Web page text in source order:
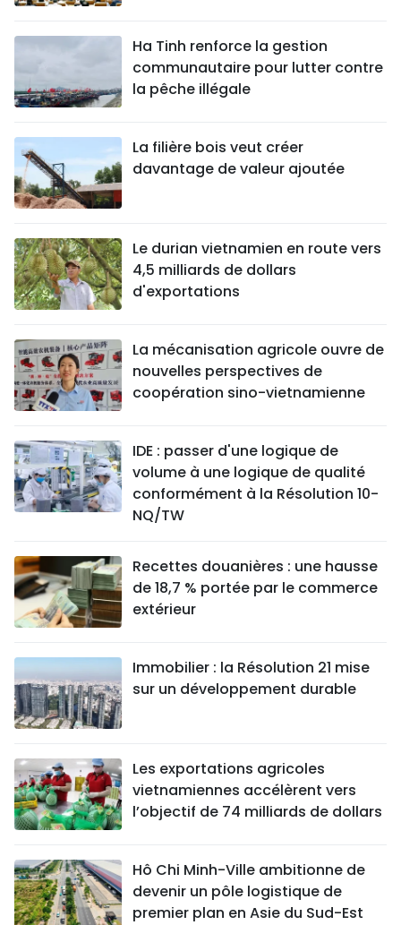
Ha Tinh renforce la gestion
communautaire pour lutter contre
la pêche illégale
La filière bois veut créer
davantage de valeur ajoutée
Le durian vietnamien en route vers
4,5 milliards de dollars
d'exportations
La mécanisation agricole ouvre de
nouvelles perspectives de
coopération sino-vietnamienne
IDE : passer d'une logique de
volume à une logique de qualité
conformément à la Résolution 10-
NQ/TW
Recettes douanières : une hausse
de 18,7 % portée par le commerce
extérieur
Immobilier : la Résolution 21 mise
sur un développement durable
Les exportations agricoles
vietnamiennes accélèrent vers
l’objectif de 74 milliards de dollars
Hô Chi Minh-Ville ambitionne de
devenir un pôle logistique de
premier plan en Asie du Sud-Est